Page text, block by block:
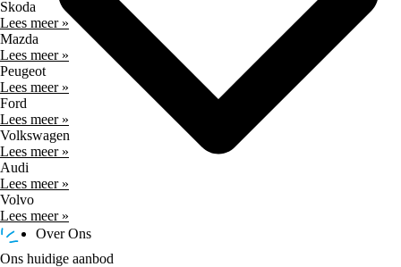
Over Ons
Skoda
Lees meer »
Mazda
Lees meer »
Peugeot
Lees meer »
Ford
Lees meer »
Volkswagen
Lees meer »
Audi
Lees meer »
Volvo
Lees meer »
Ons huidige aanbod